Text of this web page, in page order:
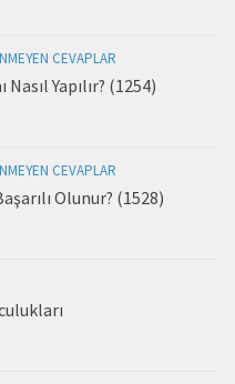
CEVAPLAR
Nasıl Yapılır? (1254)
CEVAPLAR
Olunur? (1528)